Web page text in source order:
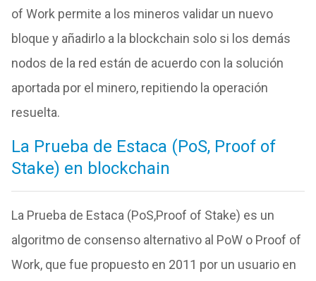
of Work permite a los mineros validar un nuevo
bloque y añadirlo a la blockchain solo si los demás
nodos de la red están de acuerdo con la solución
aportada por el minero, repitiendo la operación
resuelta.
La Prueba de Estaca (PoS, Proof of
Stake) en blockchain
La Prueba de Estaca (PoS,Proof of Stake) es un
algoritmo de consenso alternativo al PoW o Proof of
Work, que fue propuesto en 2011 por un usuario en